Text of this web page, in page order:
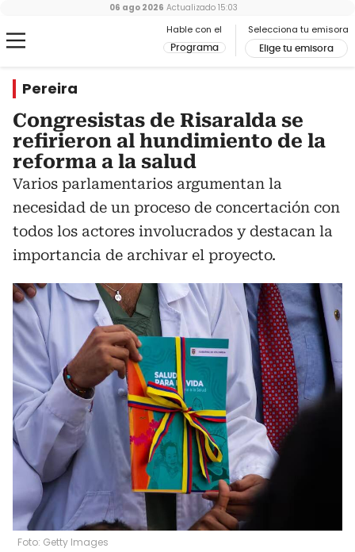
Hable con el
Programa
Selecciona tu emisora
Elige tu emisora
06 ago 2026 Actualizado 15:03
Pereira
Congresistas de Risaralda se
refirieron al hundimiento de la
reforma a la salud
Varios parlamentarios argumentan la
necesidad de un proceso de concertación con
todos los actores involucrados y destacan la
importancia de archivar el proyecto.
Foto: Getty Images